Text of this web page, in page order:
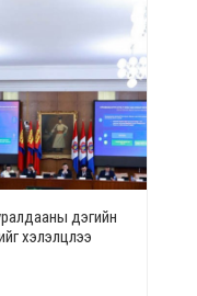
дэгийн
хэлэлцлээ